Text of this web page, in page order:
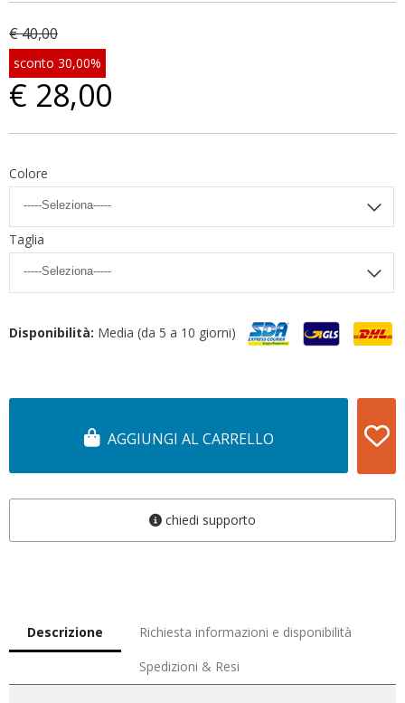
€ 40,00
sconto 30,00%
€ 28,00
Colore
Taglia
Disponibilità: Media (da 5 a 10 giorni)
AGGIUNGI AL CARRELLO
chiedi supporto
Descrizione
Richiesta informazioni e disponibilità
Spedizioni & Resi